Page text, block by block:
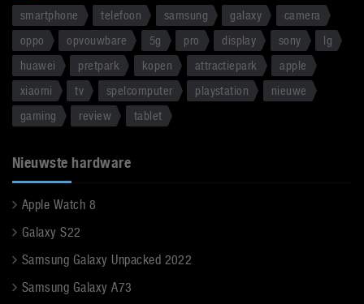
smartphone telefoon samsung galaxy
camera
oppo
opvouwbare 5g pro display sony
lg
huawei
pretpark kopen attractiepark
apple
xiaomi
tv spelcomputer playstation
nieuwe
gaming
review tablet
Nieuwste hardware
Apple Watch 8
Galaxy S22
Samsung Galaxy Unpacked 2022
Samsung Galaxy A73